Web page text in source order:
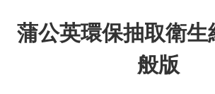
蒲公英環保抽取衛
般版